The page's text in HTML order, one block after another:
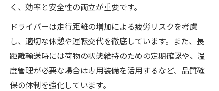
く、効率と安全性の両立が重要です。
ドライバーは走行距離の増加による疲労リスクを考慮
し、適切な休憩や運転交代を徹底しています。また、長
距離輸送時には荷物の状態維持のための定期確認や、温
度管理が必要な場合は専用装備を活用するなど、品質確
保の体制を強化しています。